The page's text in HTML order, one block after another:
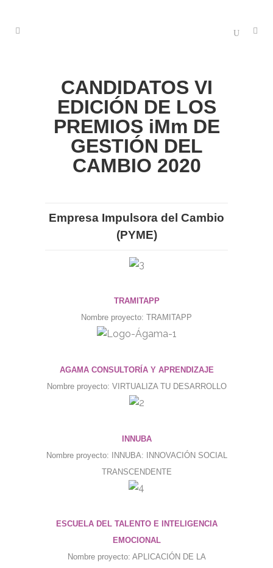
CANDIDATOS VI
EDICIÓN DE LOS
PREMIOS iMm DE
GESTIÓN DEL
CAMBIO 2020
Empresa Impulsora del Cambio
(PYME)
TRAMITAPP
Nombre proyecto: TRAMITAPP
AGAMA CONSULTORÍA Y APRENDIZAJE
Nombre proyecto: VIRTUALIZA TU DESARROLLO
INNUBA
Nombre proyecto: INNUBA: INNOVACIÓN SOCIAL
TRANSCENDENTE
ESCUELA DEL TALENTO E INTELIGENCIA
EMOCIONAL
Nombre proyecto: APLICACIÓN DE LA